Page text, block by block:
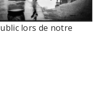
lors de notre